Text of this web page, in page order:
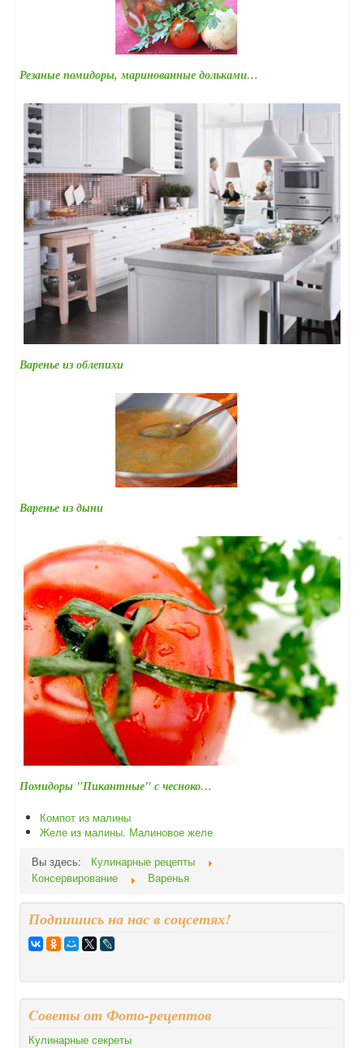
Резаные помидоры, маринованные дольками…
Варенье из облепихи
Варенье из дыни
Помидоры "Пикантные" с чесноко…
Компот из малины
Желе из малины. Малиновое желе
Вы здесь:
Кулинарные рецепты
Консервирование
Варенья
Подпишись на нас в соцсетях!
Cоветы от Фото-рецептов
Кулинарные секреты